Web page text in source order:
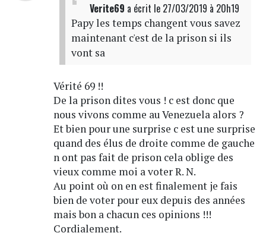
Verite69 a écrit le 27/03/2019 à 20h19
Papy les temps changent vous savez
maintenant c'est de la prison si ils
vont sa
Vérité 69 !!
De la prison dites vous ! c est donc que
nous vivons comme au Venezuela alors ?
Et bien pour une surprise c est une surprise
quand des élus de droite comme de gauche
n ont pas fait de prison cela oblige des
vieux comme moi a voter R. N.
Au point où on en est finalement je fais
bien de voter pour eux depuis des années
mais bon a chacun ces opinions !!!
Cordialement.